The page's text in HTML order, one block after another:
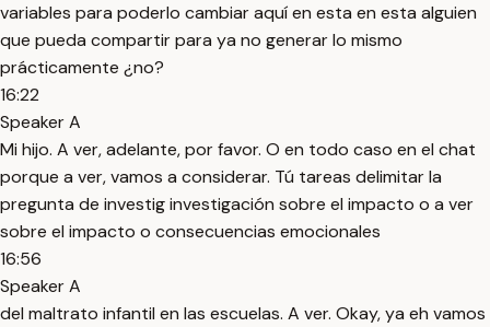
variables para poderlo cambiar aquí en esta en esta alguien
que pueda compartir para ya no generar lo mismo
prácticamente ¿no?
16:22
Speaker A
Mi hijo. A ver, adelante, por favor. O en todo caso en el chat
porque a ver, vamos a considerar. Tú tareas delimitar la
pregunta de investig investigación sobre el impacto o a ver
sobre el impacto o consecuencias emocionales
16:56
Speaker A
del maltrato infantil en las escuelas. A ver. Okay, ya eh vamos